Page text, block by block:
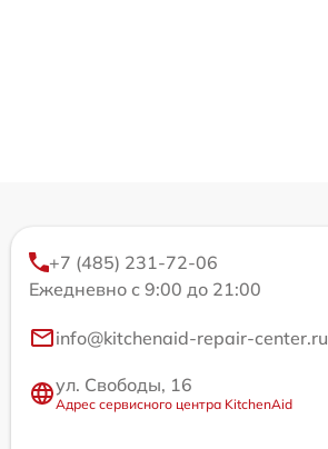
+7 (485) 231-72-06
Ежедневно с 9:00 до 21:00
info@kitchenaid-repair-center.ru
ул. Свободы, 16
Адрес сервисного центра KitchenAid